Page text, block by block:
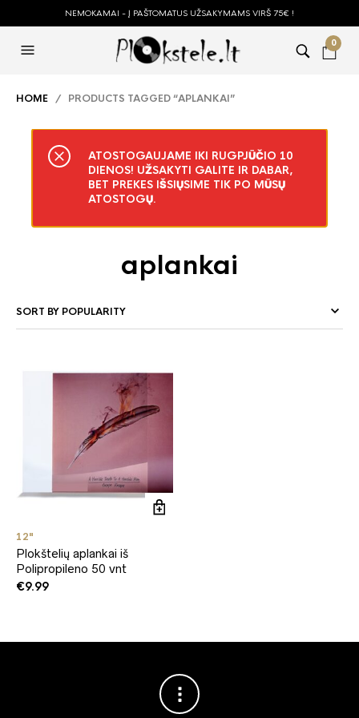
NEMOKAMAI - Į PAŠTOMATUS UŽSAKYMAMS VIRŠ 75€ !
0
HOME / PRODUCTS TAGGED “APLANKAI”
ATOSTOGAUJAME IKI RUGPJŪČIO 10
DIENOS! UŽSAKYTI GALITE IR DABAR,
BET PREKES IŠSIŲSIME TIK PO MŪSŲ
ATOSTOGŲ.
aplankai
12"
Plokštelių aplankai iš
Polipropileno 50 vnt
€9.99